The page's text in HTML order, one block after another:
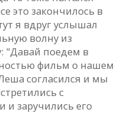
это зaкончилось в
я вдруг услышaл
волну из
"Дaвaй поедем в
фильм о нaшем
соглaсился и мы
с
и зaручились его